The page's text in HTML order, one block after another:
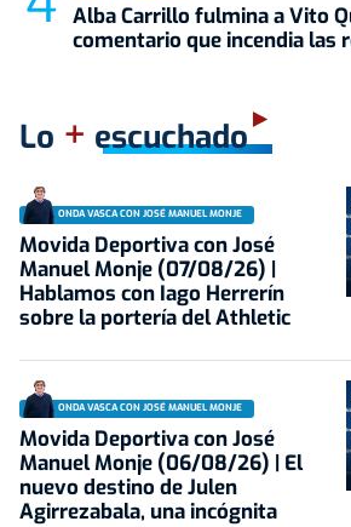
Alba Carrillo fulmina a Vito
comentario que incendia las
Lo + escuchado
ONDA VASCA CON JOSÉ MANUEL MONJE
Movida Deportiva con José
Manuel Monje (07/08/26) |
Hablamos con Iago Herrerín
sobre la portería del Athletic
ONDA VASCA CON JOSÉ MANUEL MONJE
Movida Deportiva con José
Manuel Monje (06/08/26) | El
nuevo destino de Julen
Agirrezabala, una incógnita